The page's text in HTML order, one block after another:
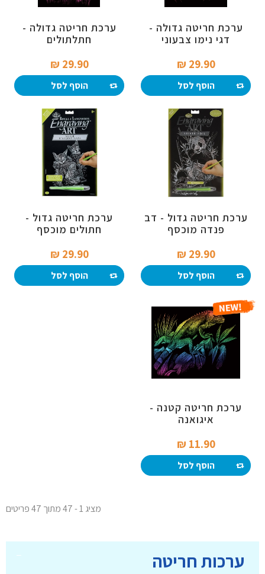
ערכת חריטה גדולה -
דגי נימו צבעוני
29.90 ₪‎
הוסף לסל
ערכת חריטה גדולה -
חתלתולים
29.90 ₪‎
הוסף לסל
ערכת חריטה גדול - דב
פנדה מוכסף
29.90 ₪‎
הוסף לסל
ערכת חריטה גדול -
חתולים מוכסף
29.90 ₪‎
הוסף לסל
ערכת חריטה קטנה -
איגואנה
11.90 ₪‎
הוסף לסל
מציג 1 - 47 מתוך 47 פריטים
ערכות חריטה